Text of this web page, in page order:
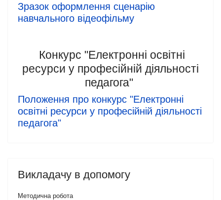
Зразок оформлення сценарію
навчального відеофільму
Конкурс "Електронні освітні
ресурси у професійній діяльності
педагога"
Положення про конкурс "Електронні
освітні ресурси у професійній діяльності
педагога"
Викладачу в допомогу
Методична робота